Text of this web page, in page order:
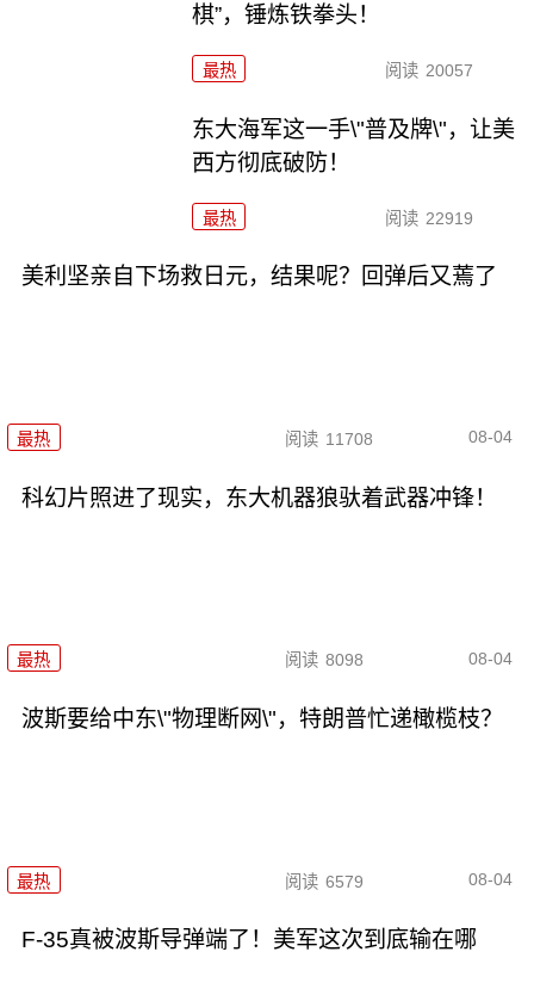
棋”，锤炼铁拳头！
最热 阅读 20057
东大海军这一手\"普及牌\"，让美
西方彻底破防！
最热 阅读 22919
美利坚亲自下场救日元，结果呢？回弹后又蔫了
最热 阅读 11708 08-04
科幻片照进了现实，东大机器狼驮着武器冲锋！
最热 阅读 8098 08-04
波斯要给中东\"物理断网\"，特朗普忙递橄榄枝？
最热 阅读 6579 08-04
F-35真被波斯导弹端了！美军这次到底输在哪